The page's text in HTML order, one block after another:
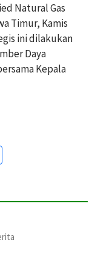
Natural Gas
Timur, Kamis
ini dilakukan
Daya
Kepala